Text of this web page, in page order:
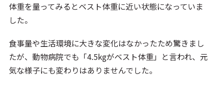
体重を量ってみるとベスト体重に近い状態になっていま
した。
食事量や生活環境に大きな変化はなかったため驚きまし
たが、動物病院でも「4.5kgがベスト体重」と言われ、元
気な様子にも変わりはありませんでした。